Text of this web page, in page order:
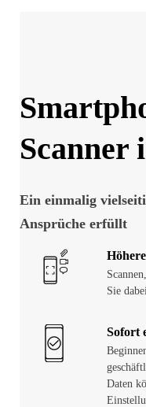
Scanner
Ein einmalig
Ansprüche erfüllt
Sie
Sofort
Daten